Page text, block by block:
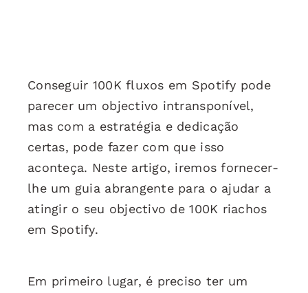
Conseguir 100K fluxos em Spotify pode
parecer um objectivo intransponível,
mas com a estratégia e dedicação
certas, pode fazer com que isso
aconteça. Neste artigo, iremos fornecer-
lhe um guia abrangente para o ajudar a
atingir o seu objectivo de 100K riachos
em Spotify.
Em primeiro lugar, é preciso ter um